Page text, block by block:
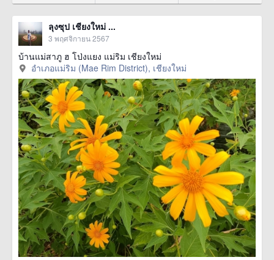
ลุงซุป เชียงใหม่ ...
3 พฤศจิกายน 2567
บ้านแม่สาภู ฮ โป่งแยง แม่ริม เชียงใหม่
อำเภอแม่ริม (Mae Rim District), เชียงใหม่